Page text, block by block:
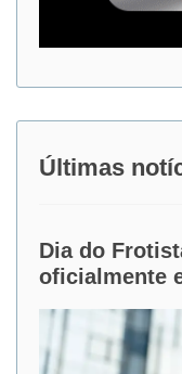
Últimas
Dia do
oficialmente